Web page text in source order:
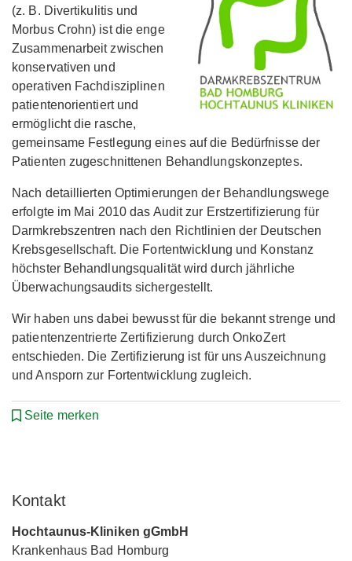
(z. B. Divertikulitis und
Morbus Crohn) ist die enge
Zusammenarbeit zwischen
konservativen und
operativen Fachdisziplinen
patientenorientiert und
ermöglicht die rasche,
gemeinsame Festlegung eines auf die Bedürfnisse der
Patienten zugeschnittenen Behandlungskonzeptes.
Nach detaillierten Optimierungen der Behandlungswege
erfolgte im Mai 2010 das Audit zur Erstzertifizierung für
Darmkrebszentren nach den Richtlinien der Deutschen
Krebsgesellschaft. Die Fortentwicklung und Konstanz
höchster Behandlungsqualität wird durch jährliche
Überwachungsaudits sichergestellt.
Wir haben uns dabei bewusst für die bekannt strenge und
patientenzentrierte Zertifizierung durch OnkoZert
entschieden. Die Zertifizierung ist für uns Auszeichnung
und Ansporn zur Fortentwicklung zugleich.
Seite merken
Kontakt
Hochtaunus-Kliniken gGmbH
Krankenhaus Bad Homburg